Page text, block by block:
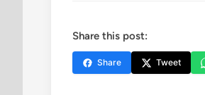
Share this post:
Share Tweet